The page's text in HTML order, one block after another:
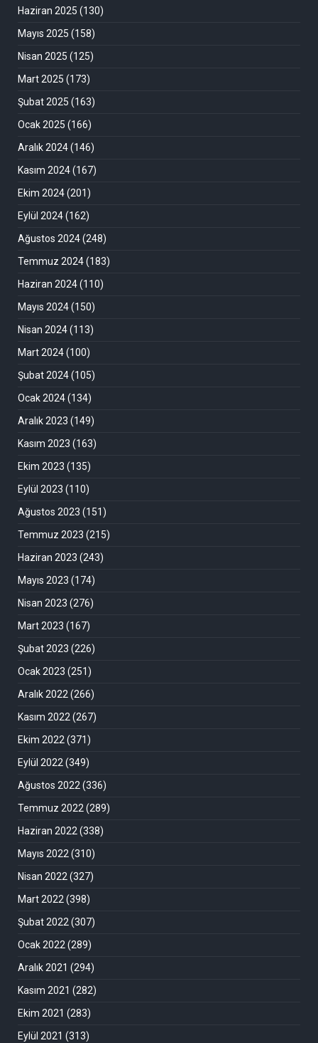
Haziran 2025 (130)
Mayıs 2025 (158)
Nisan 2025 (125)
Mart 2025 (173)
Şubat 2025 (163)
Ocak 2025 (166)
Aralık 2024(146)
Kasım 2024(167)
Ekim 2024(201)
Eylül 2024(162)
Ağustos 2024(248)
Temmuz 2024(183)
Haziran 2024(110)
Mayıs 2024(150)
Nisan 2024(113)
Mart 2024(100)
Şubat 2024(105)
Ocak 2024(134)
Aralık 2023 (149)
Kasım 2023 (163)
Ekim 2023 (135)
Eylül 2023 (110)
Ağustos 2023 (151)
Temmuz 2023 (215)
Haziran 2023 (243)
Mayıs 2023 (174)
Nisan 2023 (276)
Mart 2023 (167)
Şubat 2023 (226)
Ocak 2023 (251)
Aralık 2022(266)
Kasım 2022(267)
Ekim 2022(371)
Eylül 2022(349)
Ağustos 2022(336)
Temmuz 2022(289)
Haziran 2022(338)
Mayıs 2022(310)
Nisan 2022(327)
Mart 2022(398)
Şubat 2022(307)
Ocak 2022(289)
Aralık 2021 (294)
Kasım 2021 (282)
Ekim 2021 (283)
Eylül 2021 (313)